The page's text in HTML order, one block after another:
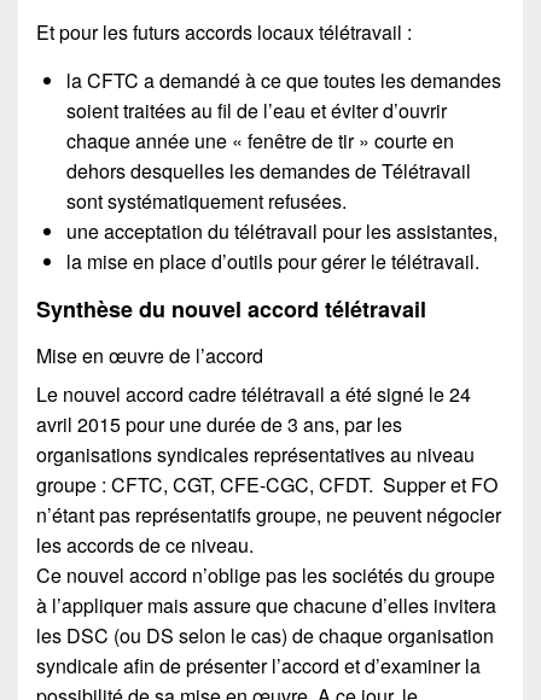
Et pour les futurs accords locaux télétravail :
la CFTC a demandé à ce que toutes les demandes
soient traitées au fil de l’eau et éviter d’ouvrir
chaque année une « fenêtre de tir » courte en
dehors desquelles les demandes de Télétravail
sont systématiquement refusées.
une acceptation du télétravail pour les assistantes,
la mise en place d’outils pour gérer le télétravail.
Synthèse du nouvel accord télétravail
Mise en œuvre de l’accord
Le nouvel accord cadre télétravail a été signé le 24
avril 2015 pour une durée de 3 ans, par les
organisations syndicales représentatives au niveau
groupe : CFTC, CGT, CFE-CGC, CFDT. Supper et FO
n’étant pas représentatifs groupe, ne peuvent négocier
les accords de ce niveau.
Ce nouvel accord n’oblige pas les sociétés du groupe
à l’appliquer mais assure que chacune d’elles invitera
les DSC (ou DS selon le cas) de chaque organisation
syndicale afin de présenter l’accord et d’examiner la